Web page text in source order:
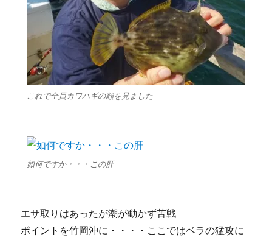
これで全員カワハギの顔を見ました
如何ですか・・・この肝
エサ取りはあったが潮が動かず苦戦
ポイントを竹岡沖に・・・・ここではベラの猛攻に